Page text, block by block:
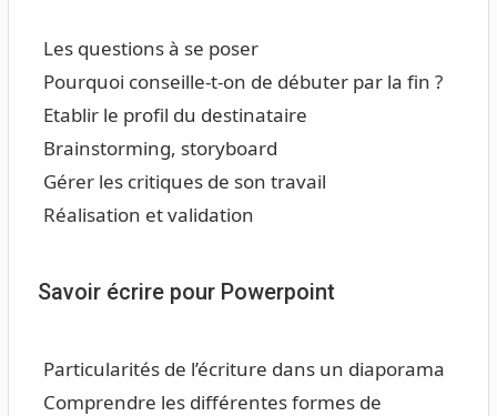
Les questions à se poser
Pourquoi conseille-t-on de débuter par la fin ?
Etablir le profil du destinataire
Brainstorming, storyboard
Gérer les critiques de son travail
Réalisation et validation
Savoir écrire pour Powerpoint
Particularités de l’écriture dans un diaporama
Comprendre les différentes formes de